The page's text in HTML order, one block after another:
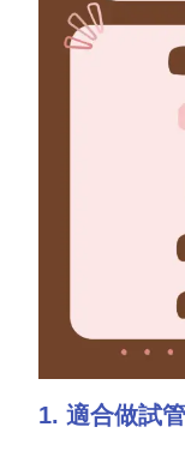
1. 適合做試